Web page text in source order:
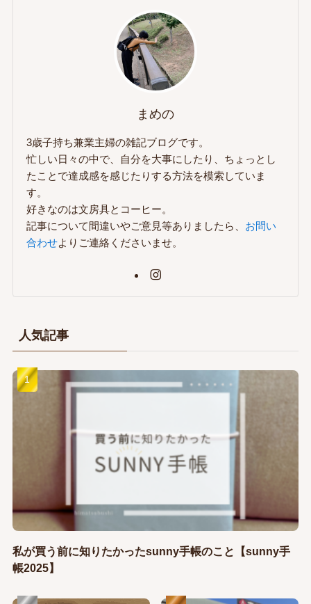
まめの
3歳子持ち兼業主婦の雑記ブログです。
忙しい日々の中で、自分を大事にしたり、ちょっとし
たことで達成感を感じたりする方法を模索していま
す。
好きなのは文房具とコーヒー。
記事について間違いやご意見等ありましたら、 お問い
合わせよりご連絡くださいませ。
人気記事
私が買う前に知りたかったsunny手帳のこと【sunny手
帳2025】